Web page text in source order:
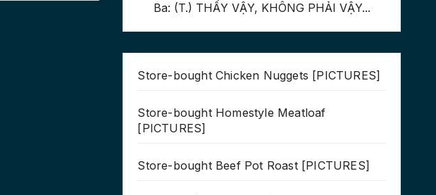
Ba: (T.) THẤY VẬY, KHÔNG PHẢI VẬY...
Store-bought Chicken Nuggets [PICTURES]
Store-bought Homestyle Meatloaf
[PICTURES]
Store-bought Beef Pot Roast [PICTURES]